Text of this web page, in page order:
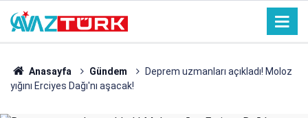
Anasayfa Gündem
Deprem uzmanları açıkladı! Moloz
yığını Erciyes Dağı'nı aşacak!